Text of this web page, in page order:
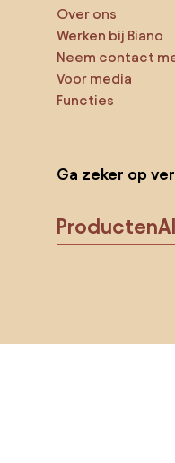
Over ons
Werken bij Biano
Neem contact
Voor media
Functies
Ga zeker op
Producten